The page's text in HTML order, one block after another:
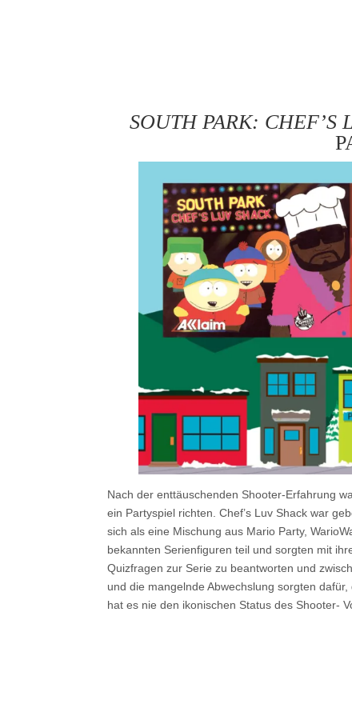
SOUTH PARK: CHEF’S
Nach der enttäuschenden Shooter-Erfahrung
ein Partyspiel richten. Chef’s Luv Shack war
sich als eine Mischung aus Mario Party,
bekannten Serienfiguren teil und sorgten mit
Quizfragen zur Serie zu beantworten und
und die mangelnde Abwechslung sorgten
hat es nie den ikonischen Status des Shooter-